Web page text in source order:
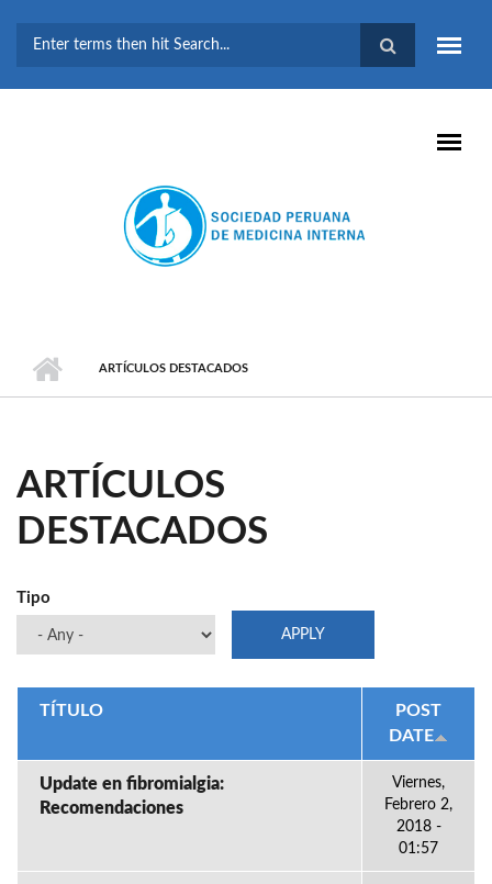
BÚSQUEDA
ARTÍCULOS DESTACADOS
ARTÍCULOS
DESTACADOS
Tipo
TÍTULO
POST
DATE
Update en fibromialgia:
Recomendaciones
Viernes,
Febrero 2,
2018 -
01:57